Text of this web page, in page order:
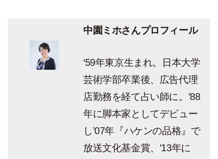
中園ミホさんプロフィール
‘59年東京生まれ。日本大学
芸術学部卒業後、広告代理
店勤務を経て占い師に。’88
年に脚本家としてデビュー
し’07年『ハケンの品格』で
放送文化基金賞、’13年に